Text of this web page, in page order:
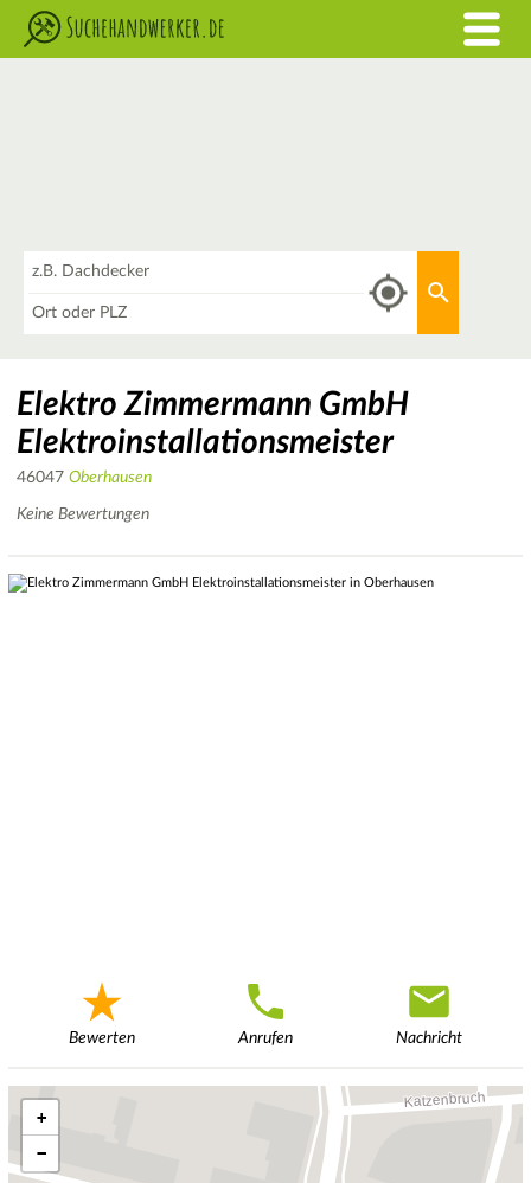
Elektro Zimmermann GmbH
Elektroinstallationsmeister
46047 Oberhausen
Keine Bewertungen
Bewerten Anrufen Nachricht
+
−